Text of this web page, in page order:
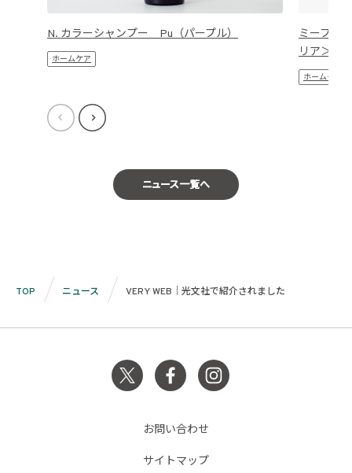
N. カラーシャンプー Pu（パープル）
ホームケア
ミーファ
リア＞
ホームケア
ニュース一覧へ
TOP ニュース VERY WEB｜光文社で紹介されました
お問い合わせ
サイトマップ